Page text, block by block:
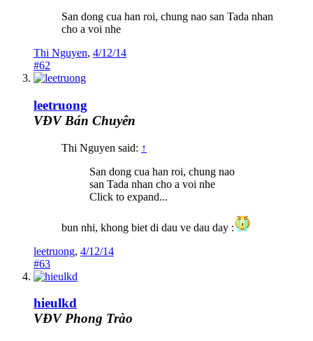
San dong cua han roi, chung nao san Tada nhan
cho a voi nhe
Thi Nguyen, 4/12/14
#62
leetruong
VĐV Bán Chuyên
Thi Nguyen said: ↑
San dong cua han roi, chung nao
san Tada nhan cho a voi nhe
Click to expand...
bun nhi, khong biet di dau ve dau day :
leetruong, 4/12/14
#63
hieulkd
VĐV Phong Trào